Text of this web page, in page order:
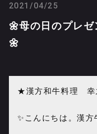
2021/04/25
🌼母の日のプレ
🌼
★漢方和牛料理 幸
✨こんにちは。漢方